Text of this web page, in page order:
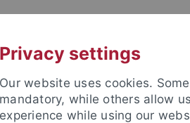
Privacy settings
Our website uses cookies.
mandatory, while others allow
experience while using our